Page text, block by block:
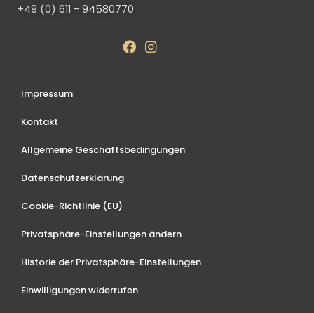
+49 (0) 611 - 94580770
Impressum
Kontakt
Allgemeine Geschäftsbedingungen
Datenschutzerklärung
Cookie-Richtlinie (EU)
Privatsphäre-Einstellungen ändern
Historie der Privatsphäre-Einstellungen
Einwilligungen widerrufen